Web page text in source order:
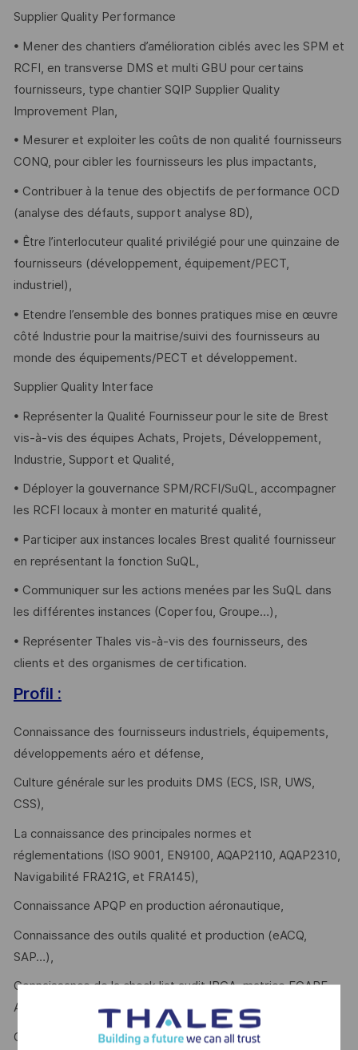
Supplier Quality Performance
• Mener des chantiers d’amélioration ciblés avec les SPM et
RCFI, en transverse DMS et multi GBU pour certains
fournisseurs, type chantier SQIP Supplier Quality
Improvement Plan,
• Mesurer et exploiter les coûts de non qualité fournisseurs
CONQ, pour cibler les fournisseurs les plus impactants,
• Contribuer à la tenue des objectifs de performance OCD
(analyse des défauts, support analyse 8D),
• Être l’interlocuteur qualité privilégié pour une quinzaine de
fournisseurs (développement, équipement/PECT,
industriel),
• Etendre l’ensemble des bonnes pratiques mise en œuvre
côté Industrie pour la maitrise/suivi des fournisseurs au
monde des équipements/PECT et développement.
Supplier Quality Interface
• Représenter la Qualité Fournisseur pour le site de Brest
vis-à-vis des équipes Achats, Projets, Développement,
Industrie, Support et Qualité,
• Déployer la gouvernance SPM/RCFI/SuQL, accompagner
les RCFI locaux à monter en maturité qualité,
• Participer aux instances locales Brest qualité fournisseur
en représentant la fonction SuQL,
• Communiquer sur les actions menées par les SuQL dans
les différentes instances (Coperfou, Groupe…),
• Représenter Thales vis-à-vis des fournisseurs, des
clients et des organismes de certification.
Profil :
Connaissance des fournisseurs industriels, équipements,
développements aéro et défense,
Culture générale sur les produits DMS (ECS, ISR, UWS,
CSS),
La connaissance des principales normes et
réglementations (ISO 9001, EN9100, AQAP2110, AQAP2310,
Navigabilité FRA21G, et FRA145),
Connaissance APQP en production aéronautique,
Connaissance des outils qualité et production (eACQ,
SAP…),
Connaissance de la check list audit IPCA, matrice EGAPE,
Aero Excellence
Capacité à travailler en équipe (attitude coopérative,